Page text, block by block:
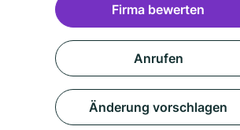
Firma bewerten
Anrufen
Änderung vorschlagen